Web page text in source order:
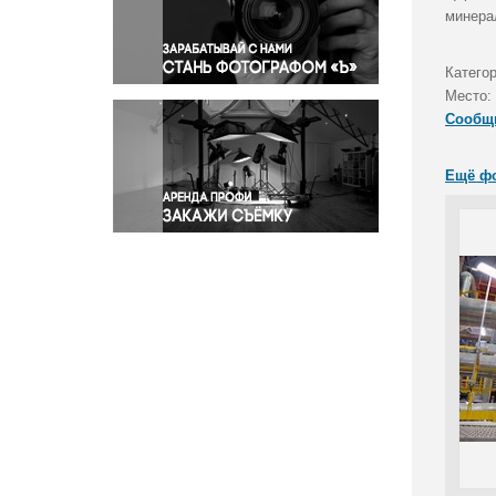
Правосудие
Происшествия и конфликты
Религия
Светская жизнь
Спорт
Экология
Экономика и бизнес
Место:
Ещё